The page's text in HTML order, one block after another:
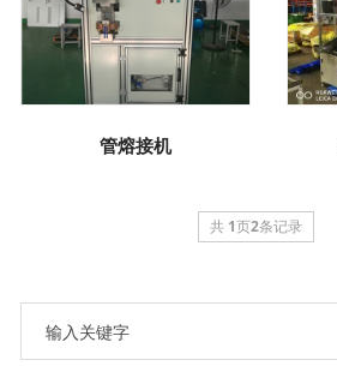
管熔接机
共 1页2条记录